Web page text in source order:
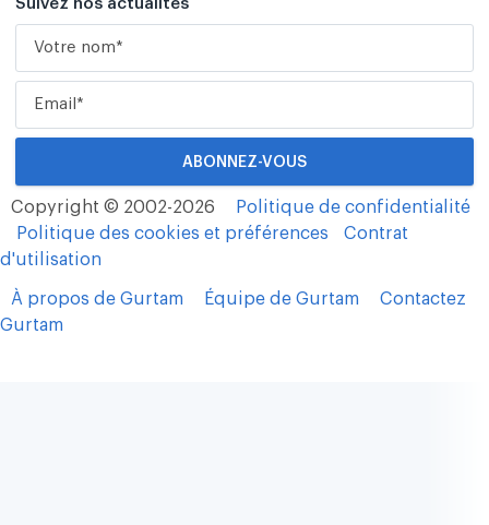
Suivez nos actualités
Copyright © 2002-2026
Politique de confidentialité
Politique des cookies et préférences
Contrat
d'utilisation
À propos de Gurtam Équipe de Gurtam
Contactez
Gurtam